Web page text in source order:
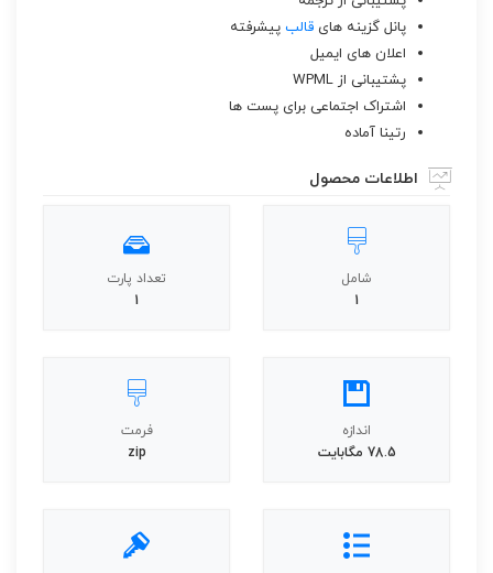
پانل گزینه های قالب پیشرفته
اعلان های ایمیل
پشتیبانی از WPML
اشتراک اجتماعی برای پست ها
رتینا آماده
اطلاعات محصول
شامل
1
تعداد پارت
1
اندازه
78.5 مگابايت
فرمت
zip